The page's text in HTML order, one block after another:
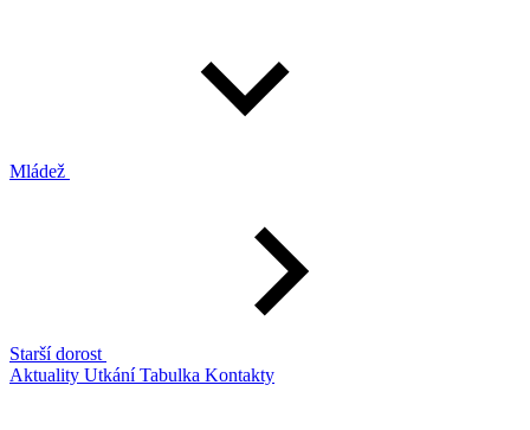
Mládež
Starší dorost
Aktuality UtkáníTabulka Kontakty